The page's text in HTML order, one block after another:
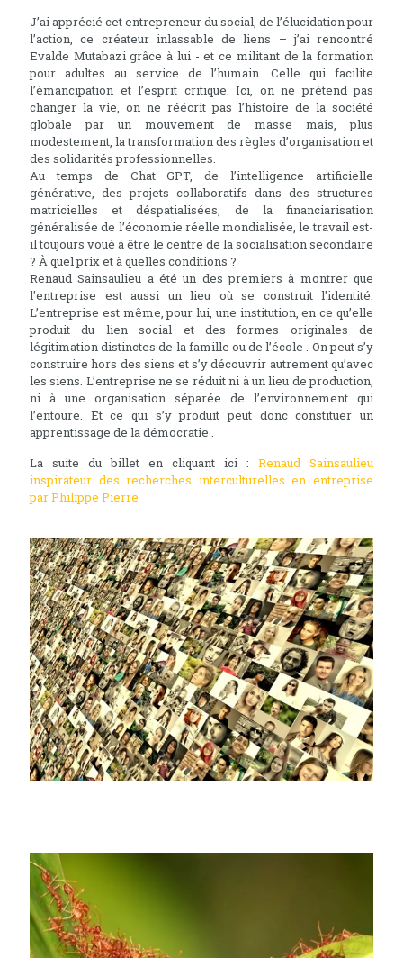
J’ai apprécié cet entrepreneur du social, de l’élucidation pour
l’action, ce créateur inlassable de liens – j’ai rencontré
Evalde Mutabazi grâce à lui - et ce militant de la formation
pour adultes au service de l’humain. Celle qui facilite
l’émancipation et l’esprit critique. Ici, on ne prétend pas
changer la vie, on ne réécrit pas l’histoire de la société
globale par un mouvement de masse mais, plus
modestement, la transformation des règles d’organisation et
des solidarités professionnelles.
Au temps de Chat GPT, de l’intelligence artificielle
générative, des projets collaboratifs dans des structures
matricielles et déspatialisées, de la financiarisation
généralisée de l’économie réelle mondialisée, le travail est-
il toujours voué à être le centre de la socialisation secondaire
? À quel prix et à quelles conditions ?
Renaud Sainsaulieu a été un des premiers à montrer que
l'entreprise est aussi un lieu où se construit l'identité.
L’entreprise est même, pour lui, une institution, en ce qu’elle
produit du lien social et des formes originales de
légitimation distinctes de la famille ou de l’école . On peut s’y
construire hors des siens et s’y découvrir autrement qu’avec
les siens. L’entreprise ne se réduit ni à un lieu de production,
ni à une organisation séparée de l’environnement qui
l’entoure. Et ce qui s’y produit peut donc constituer un
apprentissage de la démocratie .
La suite du billet en cliquant ici : Renaud Sainsaulieu
inspirateur des recherches interculturelles en entreprise
par Philippe Pierre